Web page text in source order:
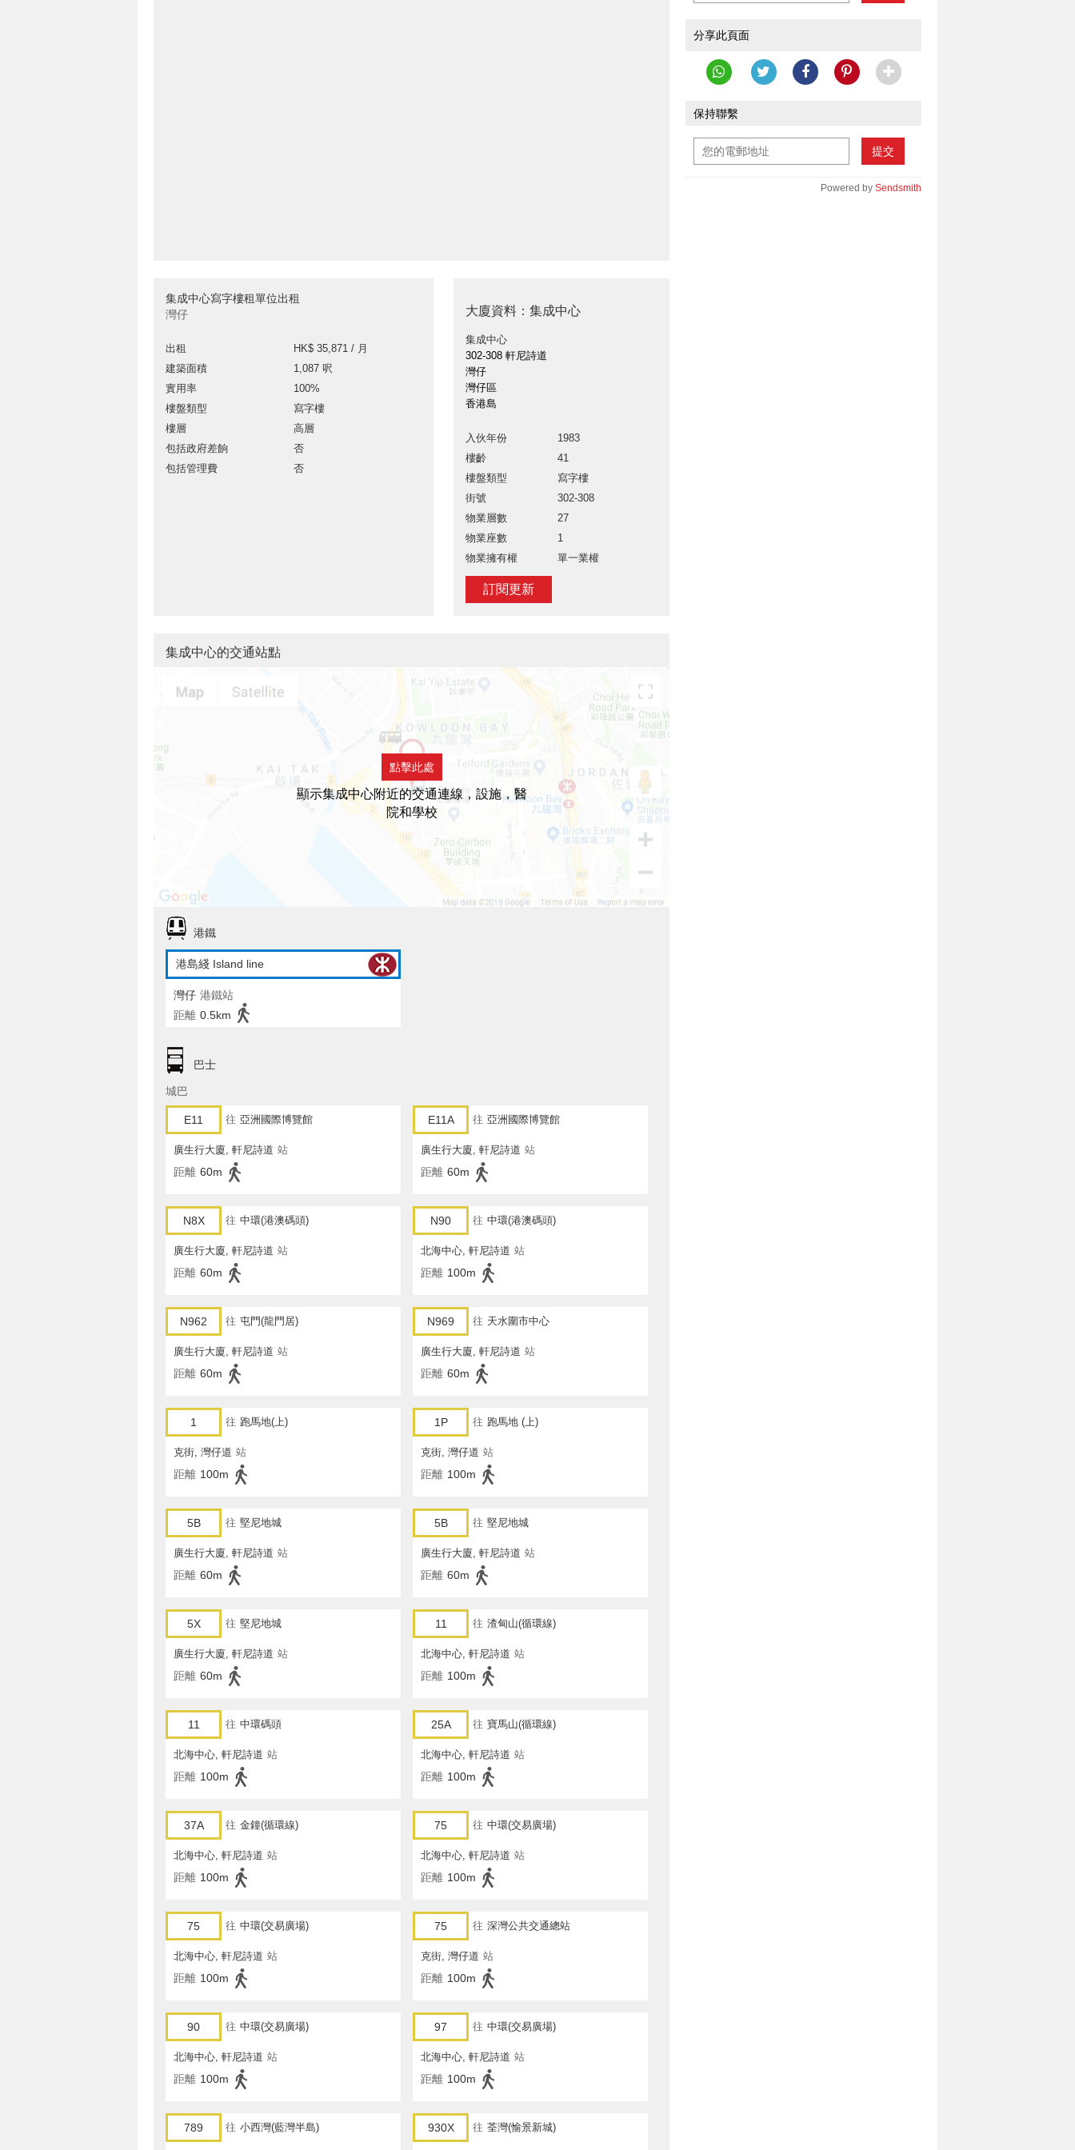
集成中心寫字樓租單位出租
灣仔
出租
HK$ 35,871 / 月
建築面積
1,087 呎
實用率
100%
樓盤類型
寫字樓
樓層
高層
包括政府差餉
否
包括管理費
否
大廈資料：集成中心
集成中心
302-308 軒尼詩道
灣仔
灣仔區
香港島
入伙年份
1983
樓齡
41
樓盤類型
寫字樓
街號
302-308
物業層數
27
物業座數
1
物業擁有權
單一業權
訂閱更新
分享此頁面
保持聯繫
提交
Powered by Sendsmith
集成中心的交通站點
點擊此處
顯示集成中心附近的交通連線，設施，醫
院和學校
港鐵
港島綫 Island line
灣仔 港鐵站
距離 0.5km
巴士
城巴
E11 往 亞洲國際博覽館
廣生行大廈, 軒尼詩道 站
距離 60m
E11A 往 亞洲國際博覽館
廣生行大廈, 軒尼詩道 站
距離 60m
N8X 往 中環(港澳碼頭)
廣生行大廈, 軒尼詩道 站
距離 60m
N90 往 中環(港澳碼頭)
北海中心, 軒尼詩道 站
距離 100m
N962 往 屯門(龍門居)
廣生行大廈, 軒尼詩道 站
距離 60m
N969 往 天水圍市中心
廣生行大廈, 軒尼詩道 站
距離 60m
1 往 跑馬地(上)
克街, 灣仔道 站
距離 100m
1P 往 跑馬地 (上)
克街, 灣仔道 站
距離 100m
5B 往 堅尼地城
廣生行大廈, 軒尼詩道 站
距離 60m
5B 往 堅尼地城
廣生行大廈, 軒尼詩道 站
距離 60m
5X 往 堅尼地城
廣生行大廈, 軒尼詩道 站
距離 60m
11 往 渣甸山(循環線)
北海中心, 軒尼詩道 站
距離 100m
11 往 中環碼頭
北海中心, 軒尼詩道 站
距離 100m
25A 往 寶馬山(循環線)
北海中心, 軒尼詩道 站
距離 100m
37A 往 金鐘(循環線)
北海中心, 軒尼詩道 站
距離 100m
75 往 中環(交易廣場)
北海中心, 軒尼詩道 站
距離 100m
75 往 中環(交易廣場)
北海中心, 軒尼詩道 站
距離 100m
75 往 深灣公共交通總站
克街, 灣仔道 站
距離 100m
90 往 中環(交易廣場)
北海中心, 軒尼詩道 站
距離 100m
97 往 中環(交易廣場)
北海中心, 軒尼詩道 站
距離 100m
789 往 小西灣(藍灣半島) 930X 往 荃灣(愉景新城)